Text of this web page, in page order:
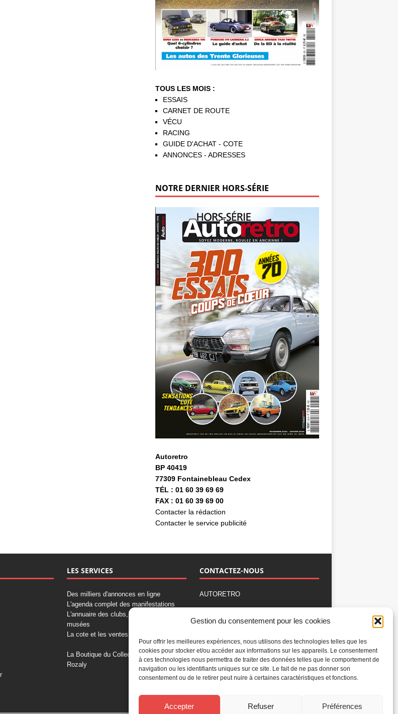
Gestion du consentement pour les cookies
Pour offrir les meilleures expériences, nous utilisons des technologies telles que les
cookies pour stocker et/ou accéder aux informations sur les appareils. Le consentement
à ces technologies nous permettra de traiter des données telles que le comportement de
navigation ou les identifiants uniques sur ce site. Le fait de ne pas donner son
consentement ou de le retirer peut nuire à certaines caractéristiques et fonctions.
Accepter Refuser Préférences
TOUS LES MOIS :
ESSAIS
CARNET DE ROUTE
VÉCU
RACING
GUIDE D'ACHAT - COTE
ANNONCES - ADRESSES
NOTRE DERNIER HORS-SÉRIE
Autoretro
BP 40419
77309 Fontainebleau Cedex
TÉL : 01 60 39 69 69
FAX : 01 60 39 69 00
Contacter la rédaction
Contacter le service publicité
LES SERVICES
Des milliers d'annonces en ligne
L'agenda complet des manifestations
L'annuaire des clubs, professionnels,
musées
La cote et les ventes aux enchères
La Boutique du Collectionneur
Rozaly
CONTACTEZ-NOUS
AUTORETRO
77309 Fontainebleau Cedex
Fax: 01 60 39 69 00
Nous contacter par email
Mentions légales
Gestion des cookies